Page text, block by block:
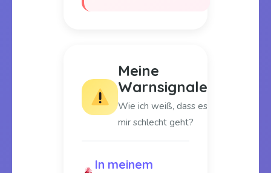
Meine
Warnsignale
Wie ich weiß, dass es
mir schlecht geht?
In meinem